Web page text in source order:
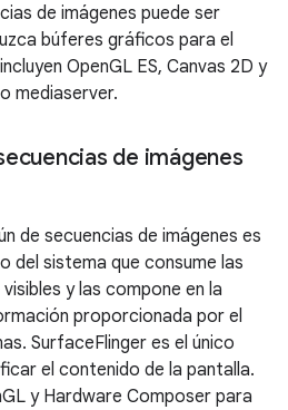
de imágenes puede ser
búferes gráficos para el
OpenGL ES, Canvas 2D y
mediaserver.
de imágenes
de secuencias de imágenes es
del sistema que consume las
y las compone en la
proporcionada por el
SurfaceFlinger es el único
el contenido de la pantalla.
y Hardware Composer para